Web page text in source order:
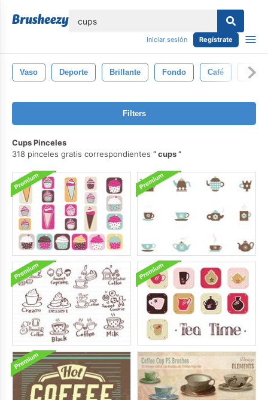
Iniciar sesión Regístrate
Vaso Deporte Brillante Fondo Café Ganar
Filters
Cups Pinceles
318 pinceles gratis correspondientes
cups